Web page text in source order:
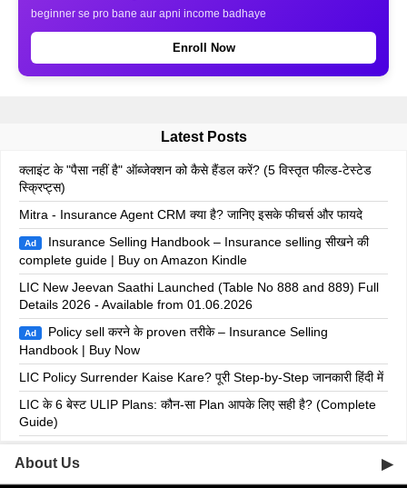
beginner se pro bane aur apni income badhaye
Enroll Now
Latest Posts
क्लाइंट के "पैसा नहीं है" ऑब्जेक्शन को कैसे हैंडल करें? (5 विस्तृत फील्ड-टेस्टेड
स्क्रिप्ट्स)
Mitra - Insurance Agent CRM क्या है? जानिए इसके फीचर्स और फायदे
Ad
Insurance Selling Handbook – Insurance selling सीखने की
complete guide | Buy on Amazon Kindle
LIC New Jeevan Saathi Launched (Table No 888 and 889) Full
Details 2026 - Available from 01.06.2026
Ad
Policy sell करने के proven तरीके – Insurance Selling
Handbook | Buy Now
LIC Policy Surrender Kaise Kare? पूरी Step-by-Step जानकारी हिंदी में
LIC के 6 बेस्ट ULIP Plans: कौन-सा Plan आपके लिए सही है? (Complete
Guide)
About Us ▶